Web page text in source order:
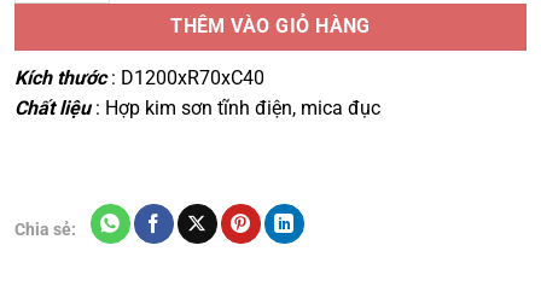
THÊM VÀO GIỎ HÀNG
Kích thước : D1200xR70xC40
Chất liệu: Hợp kim sơn tĩnh điện, mica đục
Chia sẻ: